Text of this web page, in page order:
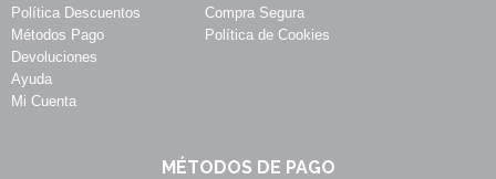
Política Descuentos
Métodos Pago
Devoluciones
Ayuda
Mi Cuenta
Compra Segura
Política de Cookies
MÉTODOS DE PAGO